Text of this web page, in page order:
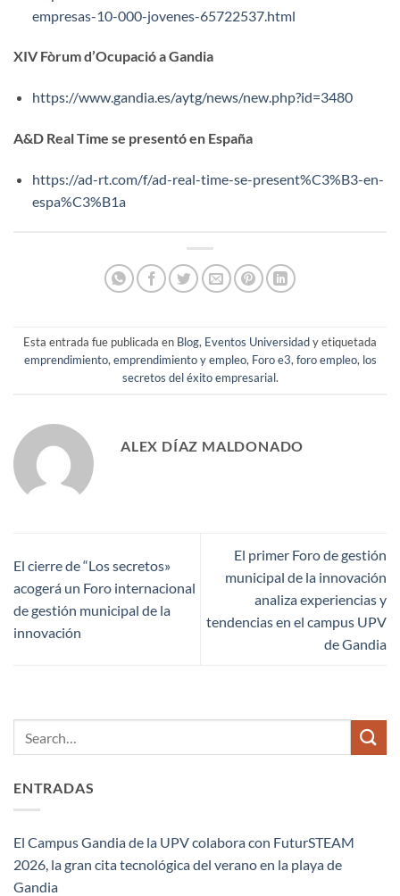
empresas-10-000-jovenes-65722537.html
XIV Fòrum d’Ocupació a Gandia
https://www.gandia.es/aytg/news/new.php?id=3480
A&D Real Time se presentó en España
https://ad-rt.com/f/ad-real-time-se-present%C3%B3-en-
espa%C3%B1a
Esta entrada fue publicada en Blog, Eventos Universidady etiquetada
emprendimiento, emprendimiento y empleo, Foro e3, foro empleo, los
secretos del éxito empresarial.
ALEX DÍAZ MALDONADO
El cierre de “Los secretos»
acogerá un Foro internacional
de gestión municipal de la
innovación
El primer Foro de gestión
municipal de la innovación
analiza experiencias y
tendencias en el campus UPV
de Gandia
ENTRADAS
El Campus Gandia de la UPV colabora con FuturSTEAM
2026, la gran cita tecnológica del verano en la playa de
Gandia